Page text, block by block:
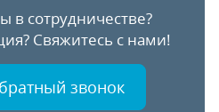
в сотрудничестве?
Свяжитесь с нами!
звонок